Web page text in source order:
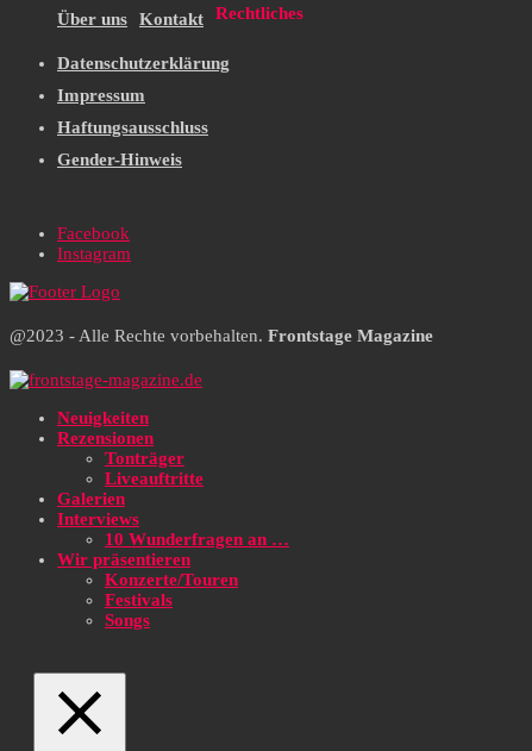
Über uns Kontakt Rechtliches
Datenschutzerklärung
Impressum
Haftungsausschluss
Gender-Hinweis
Facebook
Instagram
@2023 - Alle Rechte vorbehalten. Frontstage Magazine
Neuigkeiten
Rezensionen
Tonträger
Liveauftritte
Galerien
Interviews
10 Wunderfragen an …
Wir präsentieren
Konzerte/Touren
Festivals
Songs